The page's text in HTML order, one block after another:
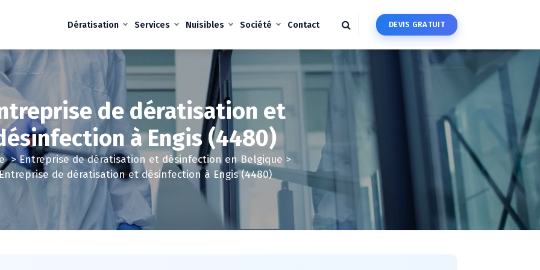
Dératisation Services Nuisibles Société Contact DEVIS GRATUIT
de dératisation et
à Engis (4480)
>Entreprise de dératisation et désinfection en Belgique >
de dératisation et désinfection à Engis (4480)